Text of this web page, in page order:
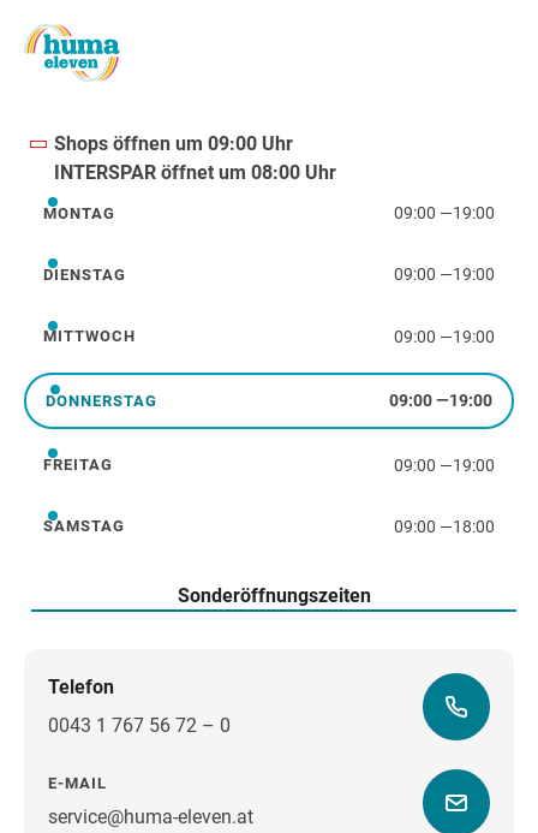
Shops öffnen um 09:00 Uhr
INTERSPAR öffnet um 08:00 Uhr
Montag
MONTAG 09:00 —19:00
Dienstag
DIENSTAG 09:00 —19:00
Mittwoch
MITTWOCH 09:00 —19:00
Donnerstag
DONNERSTAG 09:00—19:00
Freitag
FREITAG 09:00 —19:00
Samstag
SAMSTAG 09:00 —18:00
Sonderöffnungszeiten
Telefon
0043 1 767 56 72 – 0
E-MAIL
service@huma-eleven.atWegbeschreibung